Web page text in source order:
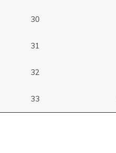
30
31
32
33